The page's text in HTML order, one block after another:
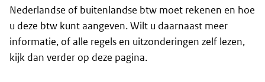
Nederlandse of buitenlandse btw moet rekenen en hoe
u deze btw kunt aangeven. Wilt u daarnaast meer
informatie, of alle regels en uitzonderingen zelf lezen,
kijk dan verder op deze pagina.